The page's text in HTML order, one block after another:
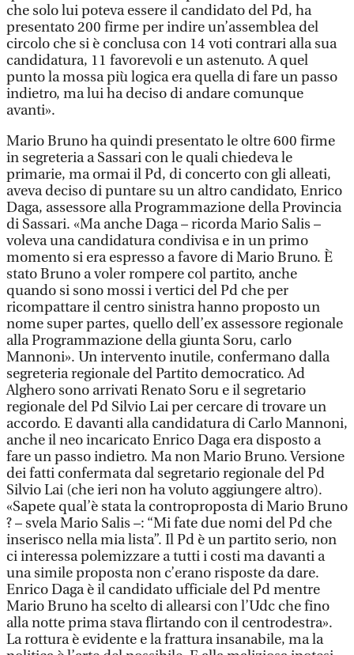
che solo lui poteva essere il candidato del Pd, ha
presentato 200 firme per indire un’assemblea del
circolo che si è conclusa con 14 voti contrari alla sua
candidatura, 11 favorevoli e un astenuto. A quel
punto la mossa più logica era quella di fare un passo
indietro, ma lui ha deciso di andare comunque
avanti».
Mario Bruno ha quindi presentato le oltre 600 firme
in segreteria a Sassari con le quali chiedeva le
primarie, ma ormai il Pd, di concerto con gli alleati,
aveva deciso di puntare su un altro candidato, Enrico
Daga, assessore alla Programmazione della Provincia
di Sassari. «Ma anche Daga – ricorda Mario Salis –
voleva una candidatura condivisa e in un primo
momento si era espresso a favore di Mario Bruno. È
stato Bruno a voler rompere col partito, anche
quando si sono mossi i vertici del Pd che per
ricompattare il centro sinistra hanno proposto un
nome super partes, quello dell’ex assessore regionale
alla Programmazione della giunta Soru, carlo
Mannoni». Un intervento inutile, confermano dalla
segreteria regionale del Partito democratico. Ad
Alghero sono arrivati Renato Soru e il segretario
regionale del Pd Silvio Lai per cercare di trovare un
accordo. E davanti alla candidatura di Carlo Mannoni,
anche il neo incaricato Enrico Daga era disposto a
fare un passo indietro. Ma non Mario Bruno. Versione
dei fatti confermata dal segretario regionale del Pd
Silvio Lai (che ieri non ha voluto aggiungere altro).
«Sapete qual’è stata la controproposta di Mario Bruno
? – svela Mario Salis –: “Mi fate due nomi del Pd che
inserisco nella mia lista”. Il Pd è un partito serio, non
ci interessa polemizzare a tutti i costi ma davanti a
una simile proposta non c’erano risposte da dare.
Enrico Daga è il candidato ufficiale del Pd mentre
Mario Bruno ha scelto di allearsi con l’Udc che fino
alla notte prima stava flirtando con il centrodestra».
La rottura è evidente e la frattura insanabile, ma la